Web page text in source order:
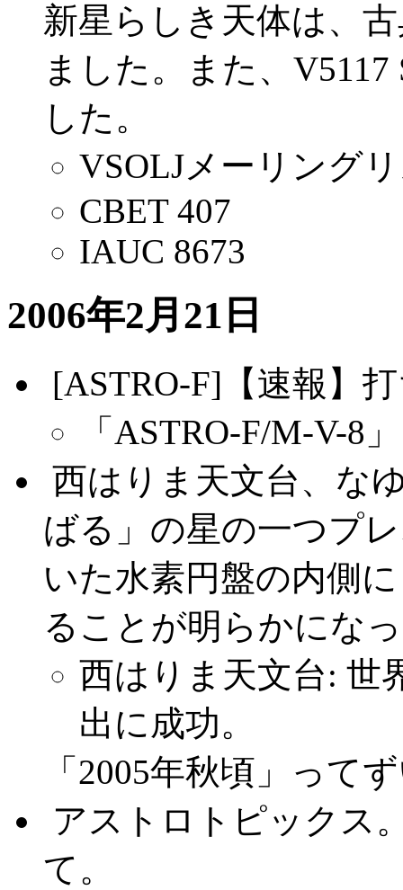
新星らしき天体は、
ました。また、
した。
VSOLJメーリング
CBET 407
IAUC 8673
2006年2月21日
[ASTRO-F]【速報】
「ASTRO-F/M-V-8
西はりま天文台、な
ばる」の星の一つプ
いた水素円盤の内側
ることが明らかにな
西はりま天文台: 世
出に成功。
「2005年秋頃」って
アストロトピックス
て。